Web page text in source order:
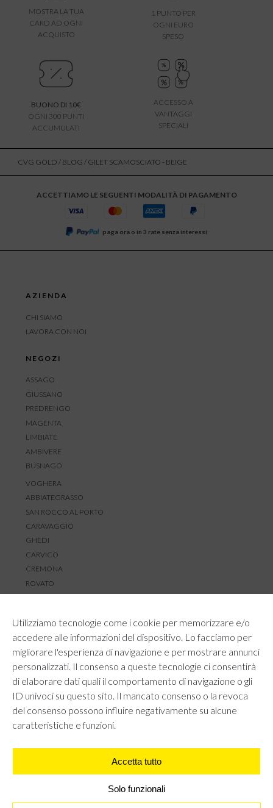
Utilizziamo tecnologie come i cookie per memorizzare e/o
accedere alle informazioni del dispositivo. Lo facciamo per
migliorare l'esperienza di navigazione e per mostrare annunci
personalizzati. Il consenso a queste tecnologie ci consentirà
di elaborare dati quali il comportamento di navigazione o gli
ID univoci su questo sito. Il mancato consenso o la revoca
del consenso possono influire negativamente su alcune
caratteristiche e funzioni.
Accetta tutto
Solo funzionali
MOSTRA LA TUA
CARD AD OGNI
ACQUISTO
1 PUNTO PER
OGNI EURO
SPESO
BUONO DI 10€
OGNI 300 PUNTI
ACCUMULATI
ACCESSO A
VANTAGGI
SPECIALI
CVG GOLD / BLOG / GILET SCAMOSCIATO - BEIGE
ACCETTIAMO LE SEGUENTI MODALITÀ DI PAGAMENTO
paga ora o in 3 rate senza interessi
AZIENDA
CHI SIAMO
LAVORA CON NOI
NEGOZI
ASSAGO
GIUSSANO
PREDRENGO
MAGENTA
LIMBIATE
AMBIVERE
BUSNAGO
VOGHERA
ABBIATEGRASSO
SAN ROCCO AL PORTO
CARAVAGGIO
GHEDI
CARVICO
CREMONA
ROVATO
RESI E RIMBORSI
REGOLAMENTO LOYALTY
CONTATTACI
PRIVACY POLICY COOKIE POLICY
UNI GRUPPO S.R.L - Viale Angelo Filippetti 24, 20122 Milano.
All right reserved P.IVA 10405840967